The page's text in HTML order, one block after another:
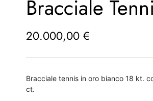
Bracciale
20.000,00 €
Bracciale tennis in oro bianco 18 kt.
ct.